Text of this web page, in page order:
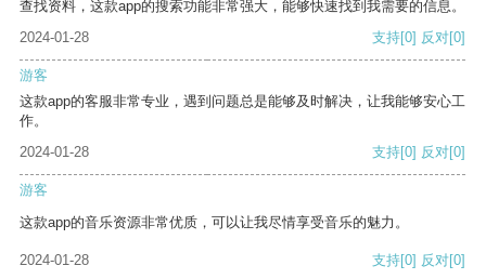
查找资料，这款app的搜索功能非常强大，能够快速找到我需要的信息。
2024-01-28
支持[0] 反对[0]
游客
这款app的客服非常专业，遇到问题总是能够及时解决，让我能够安心工
作。
2024-01-28
支持[0] 反对[0]
游客
这款app的音乐资源非常优质，可以让我尽情享受音乐的魅力。
2024-01-28 支持[0] 反对[0]